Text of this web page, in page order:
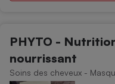
PHYTO -
nourrissant
Soins des cheveux -